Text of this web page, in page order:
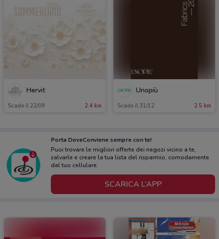
Hervit
Scade il 22/09 2.4 km
Unopiù
Scade il 31/12 2.5 km
Porta DoveConviene sempre con te!
Puoi trovare le migliori offerte dei negozi vicino a te,
salvarle e creare la tua lista del risparmio, comodamente
dal tuo cellulare.
SCARICA L’APP